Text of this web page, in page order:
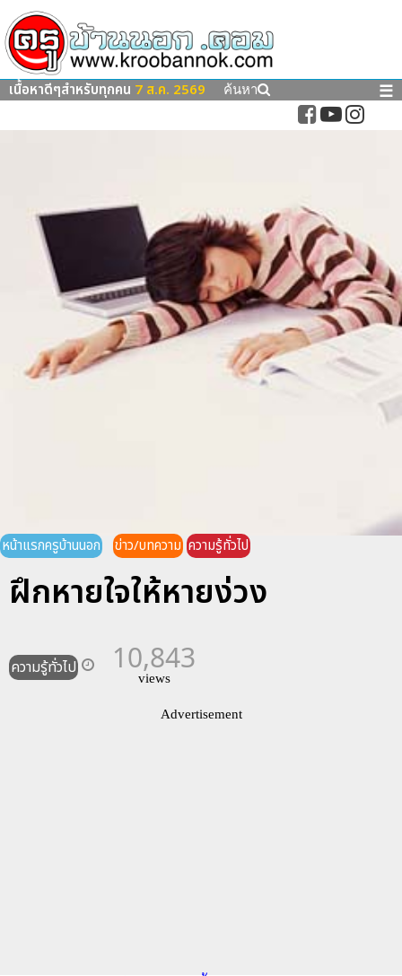
เนื้อหาดีๆสำหรับทุกคน 7 ส.ค. 2569 ค้นหา ☰
หน้าแรกครูบ้านนอก ข่าว/บทความ ความรู้ทั่วไป
ฝึกหายใจให้หายง่วง
ความรู้ทั่วไป 10,843
views
Advertisement